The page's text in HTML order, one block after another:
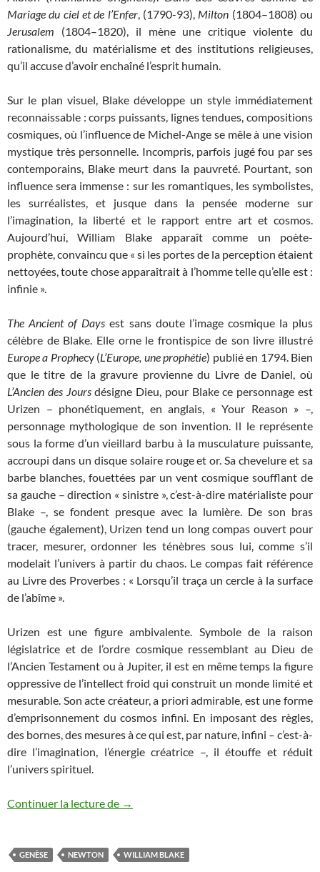
Mariage du ciel et de l’Enfer, (1790-93), Milton (1804–1808) ou
Jerusalem (1804–1820), il mène une critique violente du
rationalisme, du matérialisme et des institutions religieuses,
qu’il accuse d’avoir enchaîné l’esprit humain.
Sur le plan visuel, Blake développe un style immédiatement
reconnaissable : corps puissants, lignes tendues, compositions
cosmiques, où l’influence de Michel-Ange se mêle à une vision
mystique très personnelle. Incompris, parfois jugé fou par ses
contemporains, Blake meurt dans la pauvreté. Pourtant, son
influence sera immense : sur les romantiques, les symbolistes,
les surréalistes, et jusque dans la pensée moderne sur
l’imagination, la liberté et le rapport entre art et cosmos.
Aujourd’hui, William Blake apparaît comme un poète-
prophète, convaincu que « si les portes de la perception étaient
nettoyées, toute chose apparaîtrait à l’homme telle qu’elle est :
infinie ».
The Ancient of Days est sans doute l’image cosmique la plus
célèbre de Blake. Elle orne le frontispice de son livre illustré
Europe a Prophecy (L’Europe, une prophétie) publié en 1794. Bien
que le titre de la gravure provienne du Livre de Daniel, où
L’Ancien des Joursdésigne Dieu, pour Blake ce personnage est
Urizen – phonétiquement, en anglais, « Your Reason » –,
personnage mythologique de son invention. Il le représente
sous la forme d’un vieillard barbu à la musculature puissante,
accroupi dans un disque solaire rouge et or. Sa chevelure et sa
barbe blanches, fouettées par un vent cosmique soufflant de
sa gauche – direction « sinistre », c’est-à-dire matérialiste pour
Blake –, se fondent presque avec la lumière. De son bras
(gauche également), Urizen tend un long compas ouvert pour
tracer, mesurer, ordonner les ténèbres sous lui, comme s’il
modelait l’univers à partir du chaos. Le compas fait référence
au Livre des Proverbes : « Lorsqu’il traça un cercle à la surface
de l’abîme ».
Urizen est une figure ambivalente. Symbole de la raison
législatrice et de l’ordre cosmique ressemblant au Dieu de
l’Ancien Testament ou à Jupiter, il est en même temps la figure
oppressive de l’intellect froid qui construit un monde limité et
mesurable. Son acte créateur, a priori admirable, est une forme
d’emprisonnement du cosmos infini. En imposant des règles,
des bornes, des mesures à ce qui est, par nature, infini – c’est-à-
dire l’imagination, l’énergie créatrice –, il étouffe et réduit
l’univers spirituel.
Continuer la lecture de L’Ancien des Jours de William Blake :
→
GENÈSE NEWTON WILLIAM BLAKE